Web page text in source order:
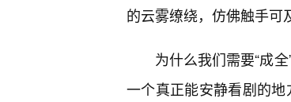
的云雾缭绕，仿佛触手可
为什么我们需要“成
一个真正能安静看剧的